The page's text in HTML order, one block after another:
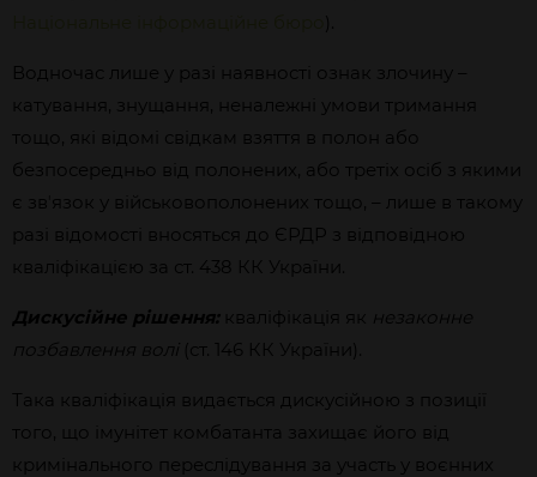
).
Водночас лише у разі наявності ознак злочину –
катування, знущання, неналежні умови тримання
тощо, які відомі свідкам взяття в полон або
безпосередньо від полонених, або третіх осіб з якими
є звʼязок у військовополонених тощо, – лише в такому
разі відомості вносяться до ЄРДР з відповідною
кваліфікацією за ст. 438 КК України.
Дискусійне рішення:кваліфікація як незаконне
позбавлення волі (ст. 146 КК України).
Така кваліфікація видається дискусійною з позиції
того, що імунітет комбатанта захищає його від
кримінального переслідування за участь у воєнних